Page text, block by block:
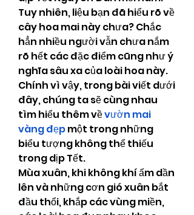
Tuy nhiên, liệu bạn đã hiểu rõ về
cây hoa mai này chưa? Chắc
hẳn nhiều người vẫn chưa nắm
rõ hết các đặc điểm cũng như ý
nghĩa sâu xa của loài hoa này.
Chính vì vậy, trong bài viết dưới
đây, chúng ta sẽ cùng nhau
tìm hiểu thêm về vườn mai
vàng đẹp một trong những
biểu tượng không thể thiếu
trong dịp Tết.
Mùa xuân, khi không khí ấm dần
lên và những cơn gió xuân bắt
đầu thổi, khắp các vùng miền,